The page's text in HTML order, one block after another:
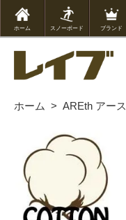
ホーム スノーボード ブランド
ホーム > AREth アース